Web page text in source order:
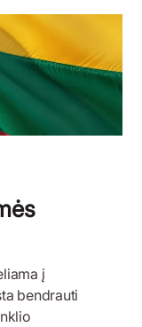
į
bendrauti